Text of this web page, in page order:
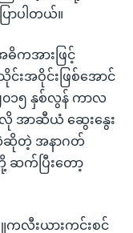
ောပါတယ်။
ကအားဖြင့်
းအဝိုင်းဖြစ်အောင်
၁၅ နှစ်လွန် ကာလ
အာဆီယံ ဆွေးနွေး
တဲ့ အနာဂတ်
တို့ ဆက်ပြီးတော့
ကလီးယားကင်းစင်